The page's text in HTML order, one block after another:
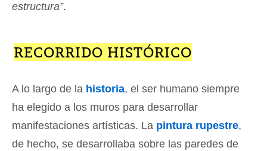
estructura”.
RECORRIDO HISTÓRICO
A lo largo de la historia, el ser humano siempre
ha elegido a los muros para desarrollar
manifestaciones artísticas. La pintura rupestre,
de hecho, se desarrollaba sobre las paredes de